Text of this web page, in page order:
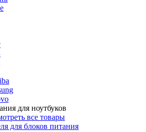
для ноутбуков
все товары
для блоков питания